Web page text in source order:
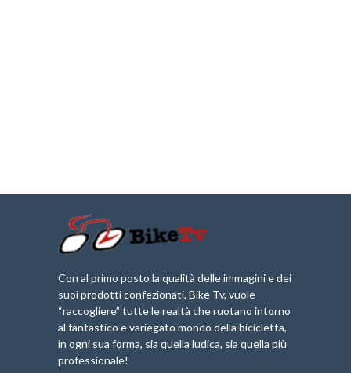
Con al primo posto la qualità delle immagini e dei
suoi prodotti confezionati, Bike Tv, vuole
“raccogliere” tutte le realtà che ruotano intorno
al fantastico e variegato mondo della bicicletta,
in ogni sua forma, sia quella ludica, sia quella più
professionale!